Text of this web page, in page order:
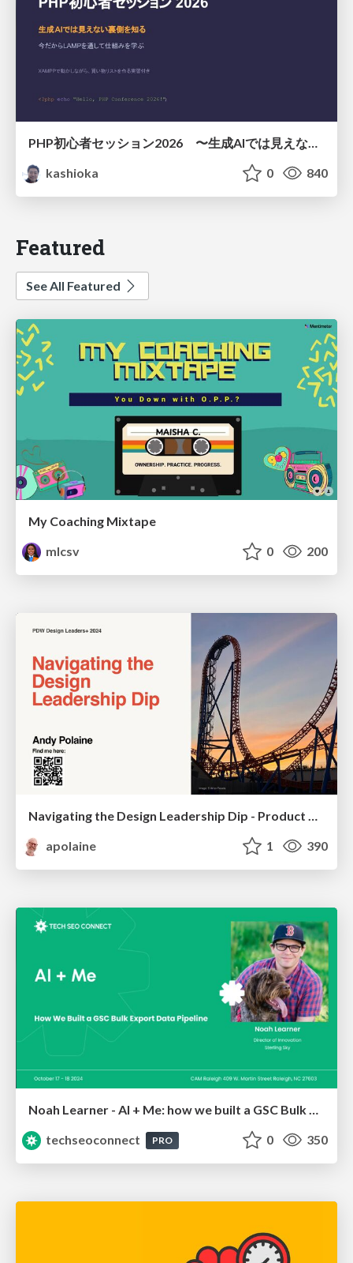
PHP初心者セッション2026 〜生成AIでは見えない裏側を知る：今だからLAMPを通して仕組みを学ぶ〜
kashioka
0 840
Featured
See All Featured
My Coaching Mixtape
mlcsv
0 200
Navigating the Design Leadership Dip - Product Design Week Design Leaders+ Conference 2024
apolaine
1 390
Noah Learner - AI + Me: how we built a GSC Bulk Export data pipeline
techseoconnect
PRO 0 350